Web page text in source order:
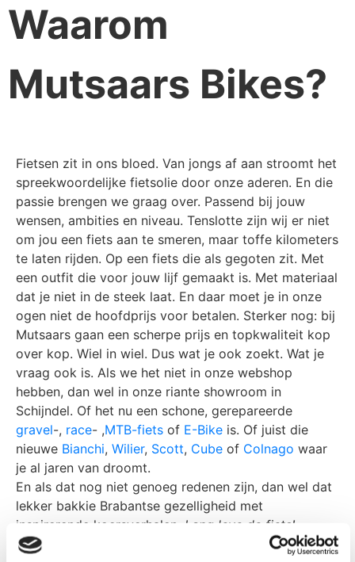
Waarom
Mutsaars Bikes?
Fietsen zit in ons bloed. Van jongs af aan stroomt het
spreekwoordelijke fietsolie door onze aderen. En die
passie brengen we graag over. Passend bij jouw
wensen, ambities en niveau. Tenslotte zijn wij er niet
om jou een fiets aan te smeren, maar toffe kilometers
te laten rijden. Op een fiets die als gegoten zit. Met
een outfit die voor jouw lijf gemaakt is. Met materiaal
dat je niet in de steek laat. En daar moet je in onze
ogen niet de hoofdprijs voor betalen. Sterker nog: bij
Mutsaars gaan een scherpe prijs en topkwaliteit kop
over kop. Wiel in wiel. Dus wat je ook zoekt. Wat je
vraag ook is. Als we het niet in onze webshop
hebben, dan wel in onze riante showroom in
Schijndel. Of het nu een schone, gerepareerde
gravel-, race- ,MTB-fiets of E-Bike is. Of juist die
nieuwe Bianchi, Wilier, Scott, Cube of Colnago waar
je al jaren van droomt.
En als dat nog niet genoeg redenen zijn, dan wel dat
lekker bakkie Brabantse gezelligheid met
inspirerende koersverhalen. Lang leve de fiets!